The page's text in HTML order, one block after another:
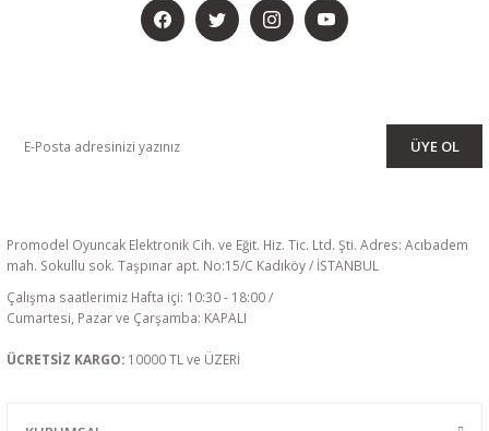
ÜYE OL
Promodel Oyuncak Elektronik Cih. ve Eğit. Hiz. Tic. Ltd. Şti. Adres: Acıbadem
mah. Sokullu sok. Taşpınar apt. No:15/C Kadıköy / İSTANBUL
Çalışma saatlerimiz Hafta içi: 10:30 - 18:00 /
Cumartesi, Pazar ve Çarşamba: KAPALI
ÜCRETSİZ KARGO: 10000 TL ve ÜZERİ